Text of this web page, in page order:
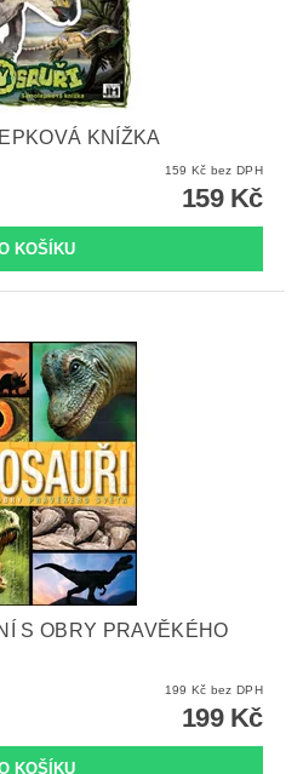
KNÍŽKA
159 Kč bez DPH
159 Kč
S OBRY PRAVĚKÉHO
199 Kč bez DPH
199 Kč